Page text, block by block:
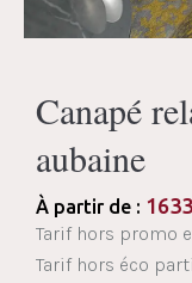
Canapé
aubaine
À partir de : 1633
Tarif hors promo
Tarif hors éco